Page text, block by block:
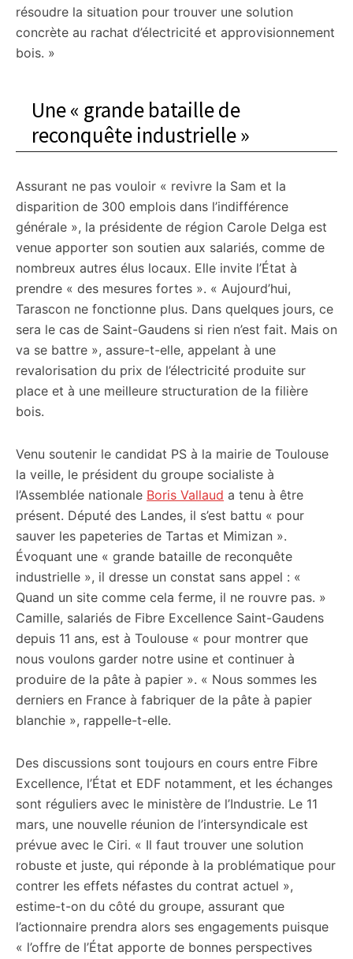
résoudre la situation pour trouver une solution
concrète au rachat d’électricité et approvisionnement
bois. »
Une « grande bataille de
reconquête industrielle »
Assurant ne pas vouloir « revivre la Sam et la
disparition de 300 emplois dans l’indifférence
générale », la présidente de région Carole Delga est
venue apporter son soutien aux salariés, comme de
nombreux autres élus locaux. Elle invite l’État à
prendre « des mesures fortes ». « Aujourd’hui,
Tarascon ne fonctionne plus. Dans quelques jours, ce
sera le cas de Saint-Gaudens si rien n’est fait. Mais on
va se battre », assure-t-elle, appelant à une
revalorisation du prix de l’électricité produite sur
place et à une meilleure structuration de la filière
bois.
Venu soutenir le candidat PS à la mairie de Toulouse
la veille, le président du groupe socialiste à
l’Assemblée nationale Boris Vallaud a tenu à être
présent. Député des Landes, il s’est battu « pour
sauver les papeteries de Tartas et Mimizan ».
Évoquant une « grande bataille de reconquête
industrielle », il dresse un constat sans appel : «
Quand un site comme cela ferme, il ne rouvre pas. »
Camille, salariés de Fibre Excellence Saint-Gaudens
depuis 11 ans, est à Toulouse « pour montrer que
nous voulons garder notre usine et continuer à
produire de la pâte à papier ». « Nous sommes les
derniers en France à fabriquer de la pâte à papier
blanchie », rappelle-t-elle.
Des discussions sont toujours en cours entre Fibre
Excellence, l’État et EDF notamment, et les échanges
sont réguliers avec le ministère de l’Industrie. Le 11
mars, une nouvelle réunion de l’intersyndicale est
prévue avec le Ciri. « Il faut trouver une solution
robuste et juste, qui réponde à la problématique pour
contrer les effets néfastes du contrat actuel »,
estime-t-on du côté du groupe, assurant que
l’actionnaire prendra alors ses engagements puisque
« l’offre de l’État apporte de bonnes perspectives